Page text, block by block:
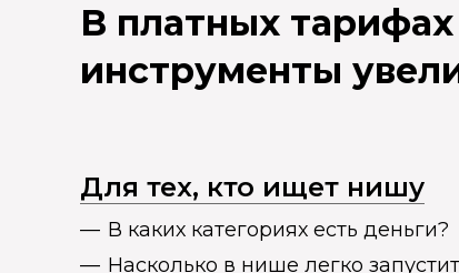
В платных
инструменты
Для тех, кто ищет нишу
В каких категориях есть деньги?
Насколько в нише легко